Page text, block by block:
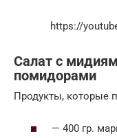
https://
Салат с
помидорами
Продукты, которые
— 400 гр.